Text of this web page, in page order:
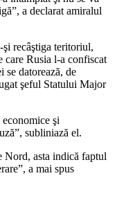
a declarat amiralul
recâştiga teritoriul,
care Rusia l-a confiscat
se datorează, de
şeful Statului Major
şi
subliniază el.
Nord, asta indică faptul
a mai spus